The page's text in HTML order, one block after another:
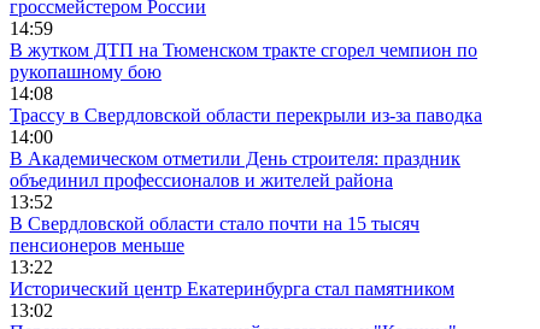
гроссмейстером России
14:59
В жутком ДТП на Тюменском тракте сгорел чемпион по
рукопашному бою
14:08
Трассу в Свердловской области перекрыли из-за паводка
14:00
В Академическом отметили День строителя: праздник
объединил профессионалов и жителей района
13:52
В Свердловской области стало почти на 15 тысяч
пенсионеров меньше
13:22
Исторический центр Екатеринбурга стал памятником
13:02